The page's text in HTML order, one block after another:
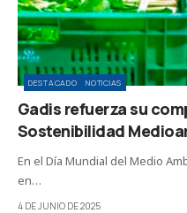
DESTACADO NOTICIAS
Gadis refuerza su
Sostenibilidad
En el Día Mundial del Medio
en…
4 DE JUNIO DE 2025